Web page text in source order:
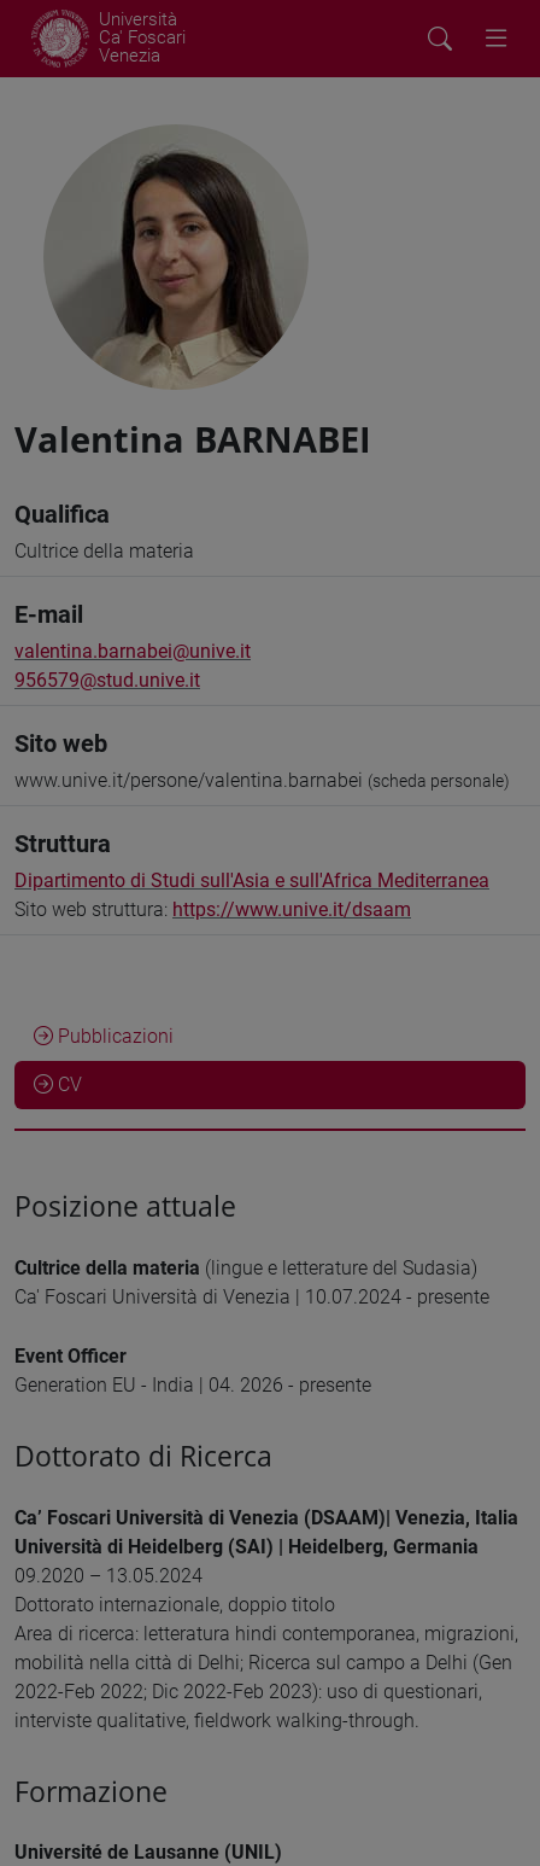
Università
Ca' Foscari
Venezia
Valentina BARNABEI
Qualifica
Cultrice della materia
E-mail
valentina.barnabei@unive.it
956579@stud.unive.it
Sito web
www.unive.it/persone/valentina.barnabei (scheda personale)
Struttura
Dipartimento di Studi sull'Asia e sull'Africa Mediterranea
Sito web struttura: https://www.unive.it/dsaam
Pubblicazioni
CV
Posizione attuale
Cultrice della materia (lingue e letterature del Sudasia)
Ca' Foscari Università di Venezia | 10.07.2024 - presente
Event Officer
Generation EU - India | 04. 2026 - presente
Dottorato di Ricerca
Ca’ Foscari Università di Venezia (DSAAM)| Venezia, Italia
Università di Heidelberg (SAI) | Heidelberg, Germania
09.2020 – 13.05.2024
Dottorato internazionale, doppio titolo
Area di ricerca: letteratura hindi contemporanea, migrazioni,
mobilità nella città di Delhi; Ricerca sul campo a Delhi (Gen
2022-Feb 2022; Dic 2022-Feb 2023): uso di questionari,
interviste qualitative, fieldwork walking-through.
Formazione
Université de Lausanne (UNIL)